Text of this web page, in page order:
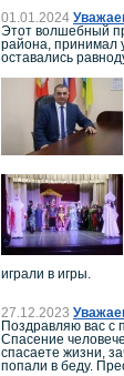
01.01.2024
Этот волшебный
района, принимал
оставались
играли в игры.
27.12.2023
Поздравляю вас
Спасение
спасаете жизни,
попали в беду.